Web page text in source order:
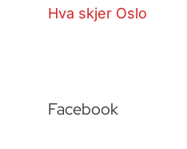
Hva skjer Oslo
Facebook